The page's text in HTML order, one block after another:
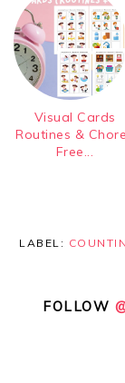
Visual Cards
Routines &
Free...
LABEL:
FOLLOW